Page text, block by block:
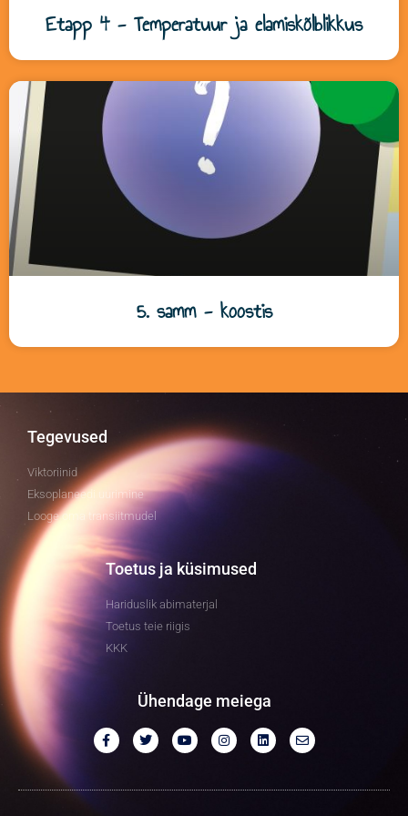
Etapp 4 - Temperatuur ja elamiskõlblikkus
5. samm - koostis
Tegevused
Viktoriinid
Eksoplaneedi uurimine
Looge oma transiitmudel
Toetus ja küsimused
Hariduslik abimaterjal
Toetus teie riigis
KKK
Ühendage meiega